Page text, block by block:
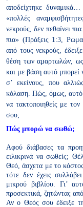
αποδείχτηκε
«πολλές
νεκρούς, δεν πεθαίνει
πια» (Πράξεις 1:3,
από τους νεκρούς,
θέση των αμαρτωλών,
και με βάση αυτό μπορεί
σ’ εκείνους, που
κόλαση. Πώς, όμως,
να τακτοποιηθείς με
σου;
Πώς μπορώ να σωθώ;
Αφού διάβασες τα
ειλικρινά να σωθείς;
Θεό, άσχετα με το
τότε δεν έχεις
μικρού βιβλίου. Γι’
προσεκτικά, ζητώντας
Αν ο Θεός σου έδειξε